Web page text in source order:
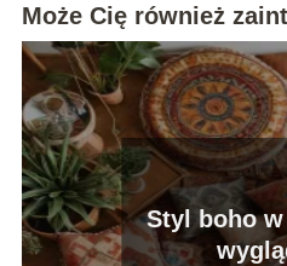
Może Cię również
Styl boho